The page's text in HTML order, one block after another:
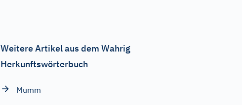
Weitere Artikel aus dem Wahrig
Herkunftswörterbuch
Mumm